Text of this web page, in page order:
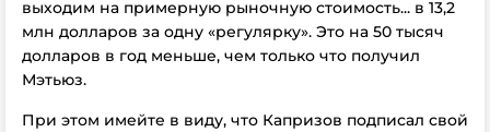
выходим на примерную рыночную стоимость... в 13,2
млн долларов за одну «регулярку». Это на 50 тысяч
долларов в год меньше, чем только что получил
Мэтьюз.
При этом имейте в виду, что Капризов подписал свой